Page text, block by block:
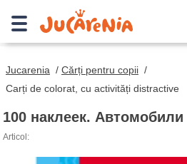
Jucarenia / Cărți pentru copii /
Carți de colorat, cu activități distractive
100 наклеек. Автомобили
Articol: